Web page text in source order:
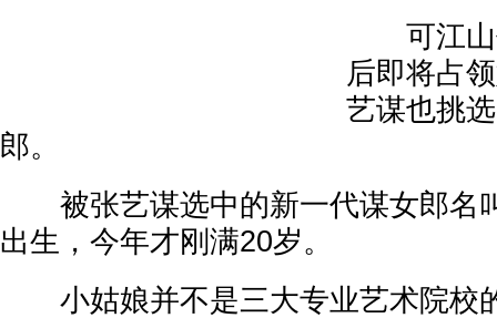
可江山
后即将占
艺谋也挑
郎。
被张艺谋选中的新一代谋女郎名
出生，今年才刚满20岁。
小姑娘并不是三大专业艺术院校